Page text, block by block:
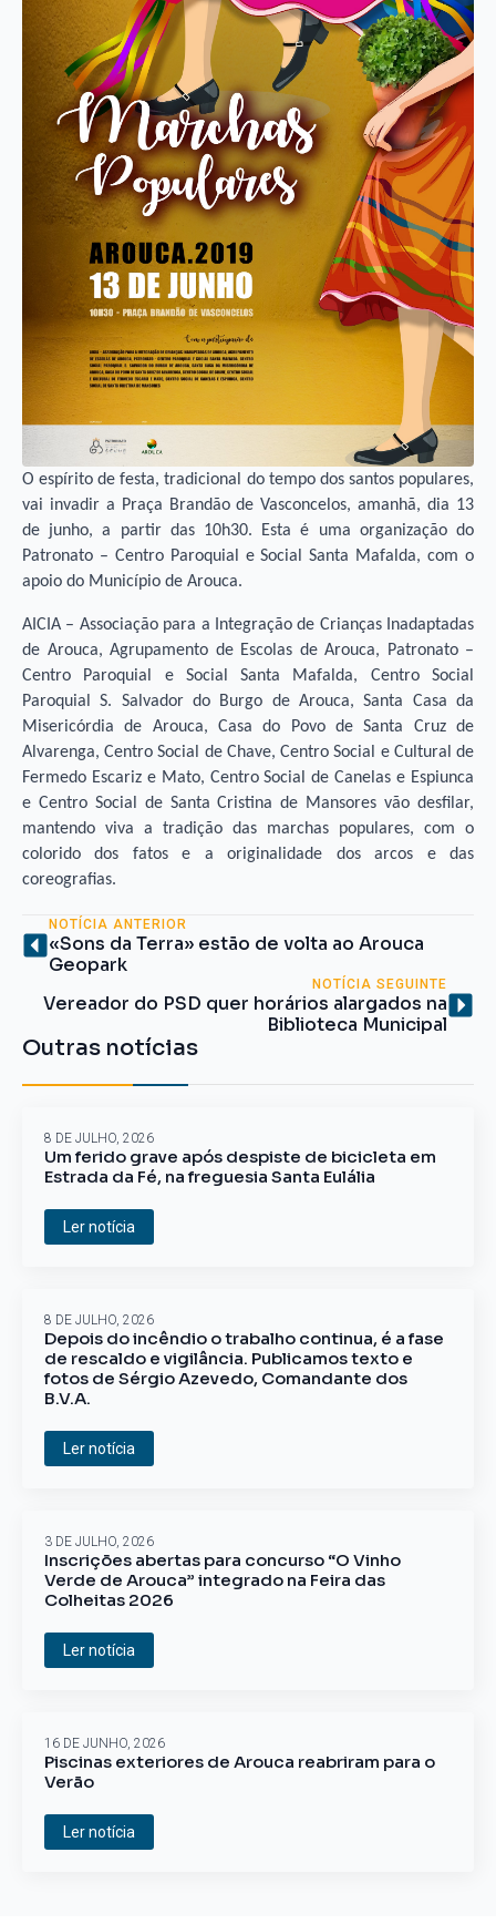
O espírito de festa, tradicional do tempo dos santos populares,
vai invadir a Praça Brandão de Vasconcelos, amanhã, dia 13
de junho, a partir das 10h30. Esta é uma organização do
Patronato – Centro Paroquial e Social Santa Mafalda, com o
apoio do Município de Arouca.
AICIA – Associação para a Integração de Crianças Inadaptadas
de Arouca, Agrupamento de Escolas de Arouca, Patronato –
Centro Paroquial e Social Santa Mafalda, Centro Social
Paroquial S. Salvador do Burgo de Arouca, Santa Casa da
Misericórdia de Arouca, Casa do Povo de Santa Cruz de
Alvarenga, Centro Social de Chave, Centro Social e Cultural de
Fermedo Escariz e Mato, Centro Social de Canelas e Espiunca
e Centro Social de Santa Cristina de Mansores vão desfilar,
mantendo viva a tradição das marchas populares, com o
colorido dos fatos e a originalidade dos arcos e das
coreografias.
NOTÍCIA ANTERIOR
«Sons da Terra» estão de volta ao Arouca
Geopark
NOTÍCIA SEGUINTE
Vereador do PSD quer horários alargados na
Biblioteca Municipal
Outras notícias
Um ferido grave após despiste de bicicleta em
Estrada da Fé, na freguesia Santa Eulália
8 DE JULHO, 2026
Ler notícia
Depois do incêndio o trabalho continua, é a fase
de rescaldo e vigilância. Publicamos texto e
fotos de Sérgio Azevedo, Comandante dos
B.V.A.
8 DE JULHO, 2026
Ler notícia
Inscrições abertas para concurso “O Vinho
Verde de Arouca” integrado na Feira das
Colheitas 2026
3 DE JULHO, 2026
Ler notícia
Piscinas exteriores de Arouca reabriram para o
Verão
16 DE JUNHO, 2026
Ler notícia